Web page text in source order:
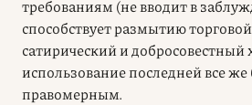
требованиям (не вводит в
способствует размытию
сатирический и добросовестный
использование последней все же
правомерным.